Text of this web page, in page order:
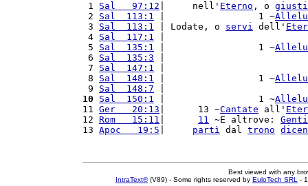
1 Sal   97:12 |     nell' Eterno , o giusti
2 Sal  113:1 |                 1 ~
3 Sal  113:1 | Lodate, o servi dell'
4 Sal  117:1
5 Sal  135:1 |                 1 ~
6 Sal  135:3
7 Sal  147:1
8 Sal  148:1 |                 1 ~
9 Sal  148:7
10
Sal  150:1 |                 1 ~
11 Ger   20:13 |      13 ~Cantate all'
12 Rom   15:11 11 ~E altrove:
13 Apoc   19:5 partì dal trono
Best viewed with any
IntraText®(V89) - Some rights reserved by EuloTech SRL -